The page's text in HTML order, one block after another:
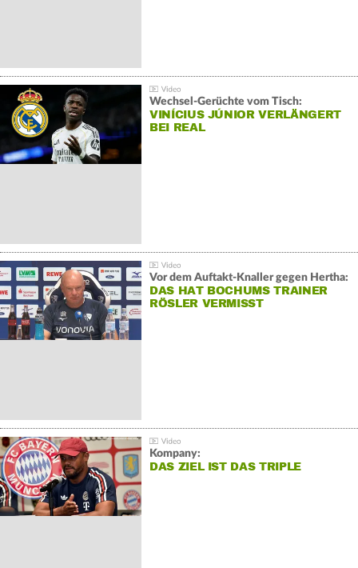
Wechsel-Gerüchte vom Tisch:
VINÍCIUS JÚNIOR VERLÄNGERT
BEI REAL
Vor dem Auftakt-Knaller gegen Hertha:
DAS HAT BOCHUMS TRAINER
RÖSLER VERMISST
Kompany:
DAS ZIEL IST DAS TRIPLE